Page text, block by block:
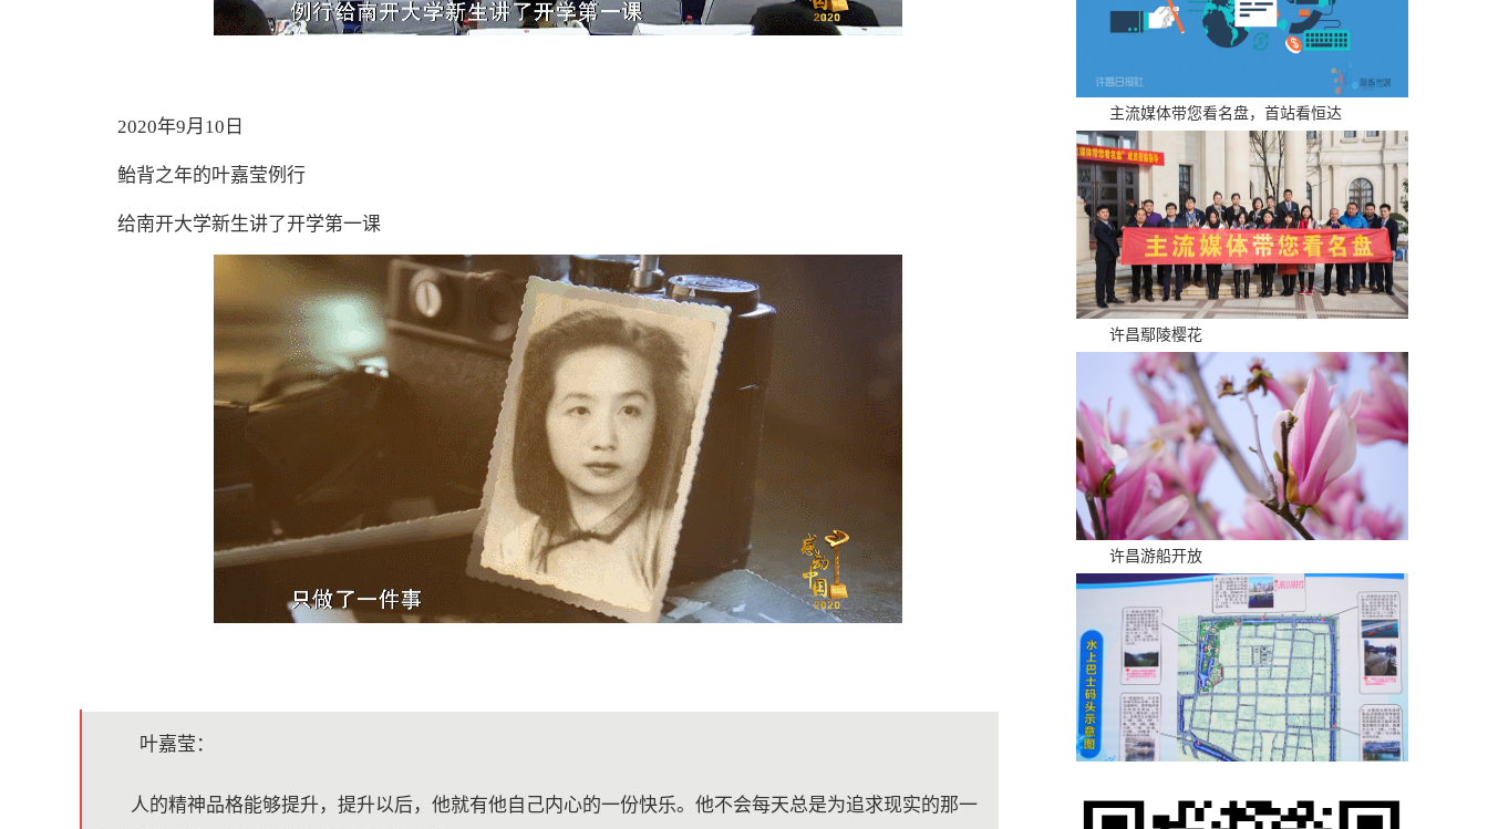
2020年9月10日
鲐背之年的叶嘉莹例行
给南开大学新生讲了开学第一课
叶嘉莹：
人的精神品格能够提升，提升以后，他就有他自己内心的一份快乐。他不会每天总是为追求现实的那一
主流媒体带您看名盘，首站看恒达
许昌鄢陵樱花
许昌游船开放